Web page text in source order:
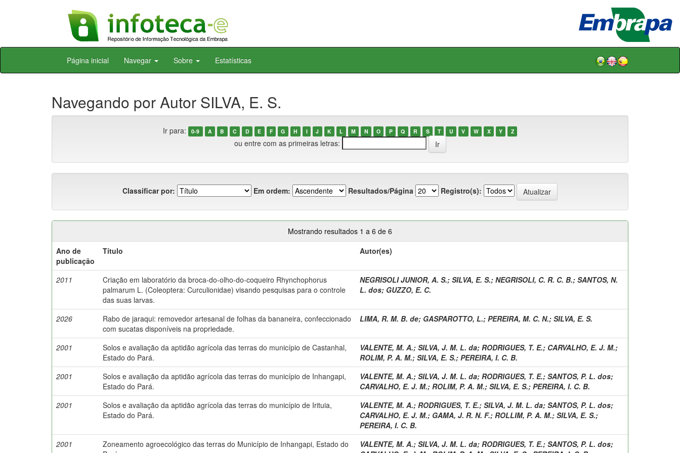
Skip
Página inicial Navegar Sobre Estatísticas
Navegando por Autor SILVA, E. S.
Ir para: 0-9 A B C D E F G H I J K L M N O P Q R S T U V W X Y Z
ou entre com as primeiras letras:
Classificar por: Em ordem: Resultados/Página Registro(s):
Mostrando resultados 1 a 6 de 6
Ano de
publicação
Título Autor(es)
2011
Criação em laboratório da broca-do-olho-do-coqueiro Rhynchophorus
palmarum L. (Coleoptera: Curculionidae) visando pesquisas para o controle
das suas larvas.
NEGRISOLI JUNIOR, A. S.; SILVA, E. S.; NEGRISOLI, C. R. C. B.; SANTOS, N.
L. dos; GUZZO, E. C.
2026
Rabo de jaraqui: removedor artesanal de folhas da bananeira, confeccionado
com sucatas disponíveis na propriedade.
LIMA, R. M. B. de; GASPAROTTO, L.; PEREIRA, M. C. N.; SILVA, E. S.
2001
Solos e avaliação da aptidão agrícola das terras do município de Castanhal,
Estado do Pará.
VALENTE, M. A.; SILVA, J. M. L. da; RODRIGUES, T. E.; CARVALHO, E. J. M.;
ROLIM, P. A. M.; SILVA, E. S.; PEREIRA, I. C. B.
2001
Solos e avaliação da aptidão agrícola das terras do município de Inhangapi,
Estado do Pará.
VALENTE, M. A.; SILVA, J. M. L. da; RODRIGUES, T. E.; SANTOS, P. L. dos;
CARVALHO, E. J. M.; ROLIM, P. A. M.; SILVA, E. S.; PEREIRA, I. C. B.
2001
Solos e avaliação da aptidão agrícola das terras do município de Irituia,
Estado do Pará.
VALENTE, M. A.; RODRIGUES, T. E.; SILVA, J. M. L. da; SANTOS, P. L. dos;
CARVALHO, E. J. M.; GAMA, J. R. N. F.; ROLLIM, P. A. M.; SILVA, E. S.;
PEREIRA, I. C. B.
2001
Zoneamento agroecológico das terras do Município de Inhangapi, Estado do
VALENTE, M. A.; SILVA, J. M. L. da; RODRIGUES, T. E.; SANTOS, P. L. dos;